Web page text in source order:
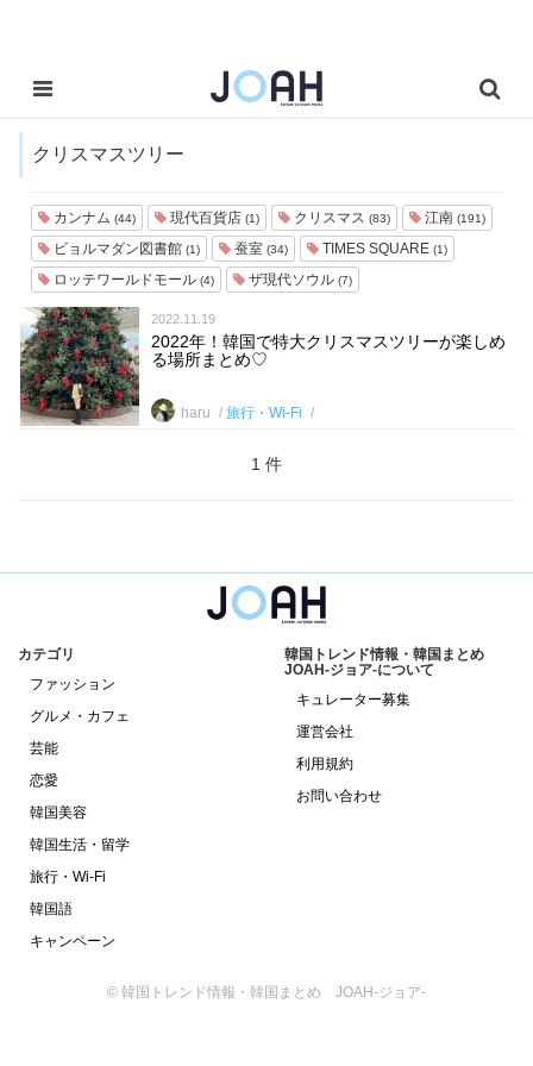
クリスマスツリー
カンナム (44) 現代百貨店 (1) クリスマス (83) 江南 (191)
ビョルマダン図書館 (1) 蚕室 (34) TIMES SQUARE (1)
ロッテワールドモール (4) ザ現代ソウル (7)
2022.11.19
2022年！韓国で特大クリスマスツリーが楽しめ
る場所まとめ♡
haru 旅行・Wi-Fi
1 件
カテゴリ
ファッション
グルメ・カフェ
芸能
恋愛
韓国美容
韓国生活・留学
旅行・Wi-Fi
韓国語
キャンペーン
韓国トレンド情報・韓国まとめ
JOAH-ジョア-について
キュレーター募集
運営会社
利用規約
お問い合わせ
© 韓国トレンド情報・韓国まとめ JOAH-ジョア-